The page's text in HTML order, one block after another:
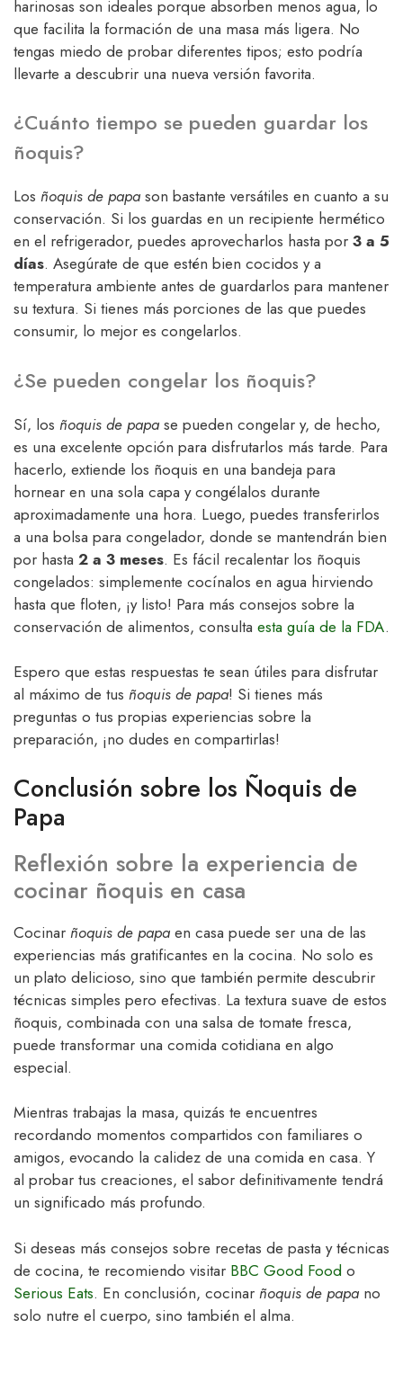
harinosas son ideales porque absorben menos agua, lo
que facilita la formación de una masa más ligera. No
tengas miedo de probar diferentes tipos; esto podría
llevarte a descubrir una nueva versión favorita.
¿Cuánto tiempo se pueden guardar los
ñoquis?
Los ñoquis de papa son bastante versátiles en cuanto a su
conservación. Si los guardas en un recipiente hermético
en el refrigerador, puedes aprovecharlos hasta por 3 a 5
días. Asegúrate de que estén bien cocidos y a
temperatura ambiente antes de guardarlos para mantener
su textura. Si tienes más porciones de las que puedes
consumir, lo mejor es congelarlos.
¿Se pueden congelar los ñoquis?
Sí, los ñoquis de papa se pueden congelar y, de hecho,
es una excelente opción para disfrutarlos más tarde. Para
hacerlo, extiende los ñoquis en una bandeja para
hornear en una sola capa y congélalos durante
aproximadamente una hora. Luego, puedes transferirlos
a una bolsa para congelador, donde se mantendrán bien
por hasta 2 a 3 meses. Es fácil recalentar los ñoquis
congelados: simplemente cocínalos en agua hirviendo
hasta que floten, ¡y listo! Para más consejos sobre la
conservación de alimentos, consulta esta guía de la FDA.
Espero que estas respuestas te sean útiles para disfrutar
al máximo de tus ñoquis de papa! Si tienes más
preguntas o tus propias experiencias sobre la
preparación, ¡no dudes en compartirlas!
Conclusión sobre los Ñoquis de
Papa
Reflexión sobre la experiencia de
cocinar ñoquis en casa
Cocinar ñoquis de papa en casa puede ser una de las
experiencias más gratificantes en la cocina. No solo es
un plato delicioso, sino que también permite descubrir
técnicas simples pero efectivas. La textura suave de estos
ñoquis, combinada con una salsa de tomate fresca,
puede transformar una comida cotidiana en algo
especial.
Mientras trabajas la masa, quizás te encuentres
recordando momentos compartidos con familiares o
amigos, evocando la calidez de una comida en casa. Y
al probar tus creaciones, el sabor definitivamente tendrá
un significado más profundo.
Si deseas más consejos sobre recetas de pasta y técnicas
de cocina, te recomiendo visitar BBC Good Food o
Serious Eats. En conclusión, cocinar ñoquis de papa no
solo nutre el cuerpo, sino también el alma.